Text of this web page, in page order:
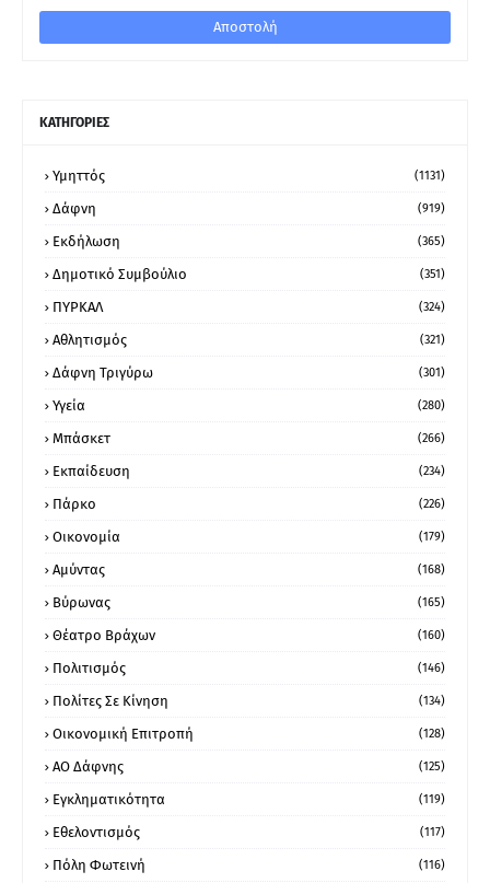
ΚΑΤΗΓΟΡΙΕΣ
Υμηττός (1131)
Δάφνη (919)
Εκδήλωση (365)
Δημοτικό Συμβούλιο (351)
ΠΥΡΚΑΛ (324)
Αθλητισμός (321)
Δάφνη Τριγύρω (301)
Υγεία (280)
Μπάσκετ (266)
Εκπαίδευση (234)
Πάρκο (226)
Οικονομία (179)
Αμύντας (168)
Βύρωνας (165)
Θέατρο Βράχων (160)
Πολιτισμός (146)
Πολίτες Σε Κίνηση (134)
Οικονομική Επιτροπή (128)
ΑΟ Δάφνης (125)
Εγκληματικότητα (119)
Εθελοντισμός (117)
Πόλη Φωτεινή (116)